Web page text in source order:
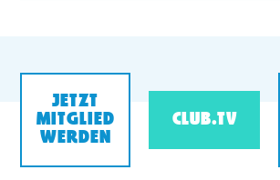
JETZT
MITGLIED
WERDEN
CLUB.TV